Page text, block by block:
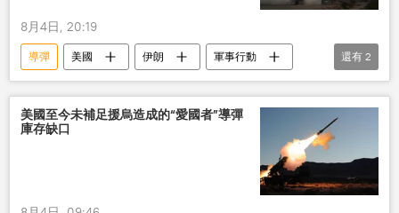
8月4日, 20:19
導彈 美國 伊朗
軍事行動
庫存
消除
還有 2
美國至今未補足援烏造成的“愛國者”導彈
庫存缺口